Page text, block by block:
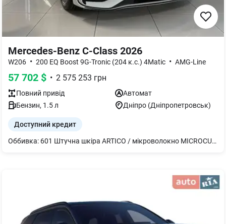
Mercedes-Benz C-Class 2026
W206 • 200 EQ Boost 9G-Tronic (204 к.с.) 4Matic • AMG-Line
57 702 $ • 2 575 253 грн
Повний привід
Автомат
Бензин, 1.5л Дніпро (Дніпропетровськ)
Доступний кредит
Оббивка: 601 Штучна шкіра ARTICO / мікроволокно MICROCUT "Чорний" Лакофарбове покриття: 149 "Полярно білий" PDC Пакет Premium з Digital Extras 14U Digital Extra: MBUX Інтеграція для смартфона 275 Пакет пам'яті 321 Система екстреного виклику "Мерсдес-Бенц" 464 Дисплей водія 580 Автоматична система кондиціонування повітря THERMATIC 628 Адаптивний асистент дальнього світла Plus 75B USB-пакет 868 Центральний дисплей 873 Підігрів сидінь водія та переднього пасажира 894 Комфортне підсвічування салону 897 Бездротова система зарядки для мобільних пристроїв 916 Паливний бак збільшеної ємності (51л) B51 Герметик з компресором TIREFIT P17 Пакет KEYLESS-GO Комфорт з Digital Extra 871 Доступ HANDS-FREE 881 Дистанційне керування кришкою багажного відділення 889 KEYLESS-GO P29 Інтер'єр AMG Line 891 Комфортне підсвічування салону H64 Декоративні елементи: металева структура L5C Мультифункціональне спортивне кермо оздоблення шкіра nappa U26 Коврижки AMG U34 Панель приладів і лінія підвіконного пояса зі штучної шкіри "АРТІКО" у стилі шкіра наппа чорного кольору P31 Екстер'єр AMG Line 772 Стайлінг AMG B63 Спортивний звук двигуна RSK Легкосплавні колісні диски AMG, розміром 45,7 см (18") з 5 спицями U29 Гальмівна система зі збільшеними гальмівними дисками на передній осі P35 DIGITAL LIGHT 318 DIGITAL LIGHT P47 Digital Extra: MB.DRIVE PARKING ASSIST 360 235 Активний паркувальний асистент з парктроніком 501 Камера 360° P49 Пакет дзеркал 252 ПОПЕРЕДЖЕННЯ ПРО ЛОБОВИЙ СТОЛКНЕННЯ (FCW) 500 Зовнішні дзеркала, що складаються, з електроприводом 587 Зовнішнє підсвічування з проекцією логотипа автомобільної марки PBG Навігаційна система MBUX Premium 01U Підготовка для навігаційних сервісів